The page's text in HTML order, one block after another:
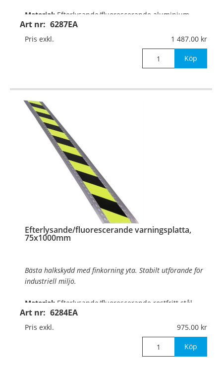
Art nr: 6287EA
Material: Efterlysande/fluorescerande aluminium,
2mm
Det ef
Pris exkl. 1 487.00
Köp
Efterlysande/fluorescerande varningsplatta,
75x1000mm
Art nr: 6284EA
Bästa halkskydd med finkorning yta. Stabilt utförande för
industriell miljö.
Material: Efterlysande/fluorescerande rostfritt stål,
1,5mm
140/18 mcd (lyser intensivt även dagti
Pris exkl. 975.00
Köp